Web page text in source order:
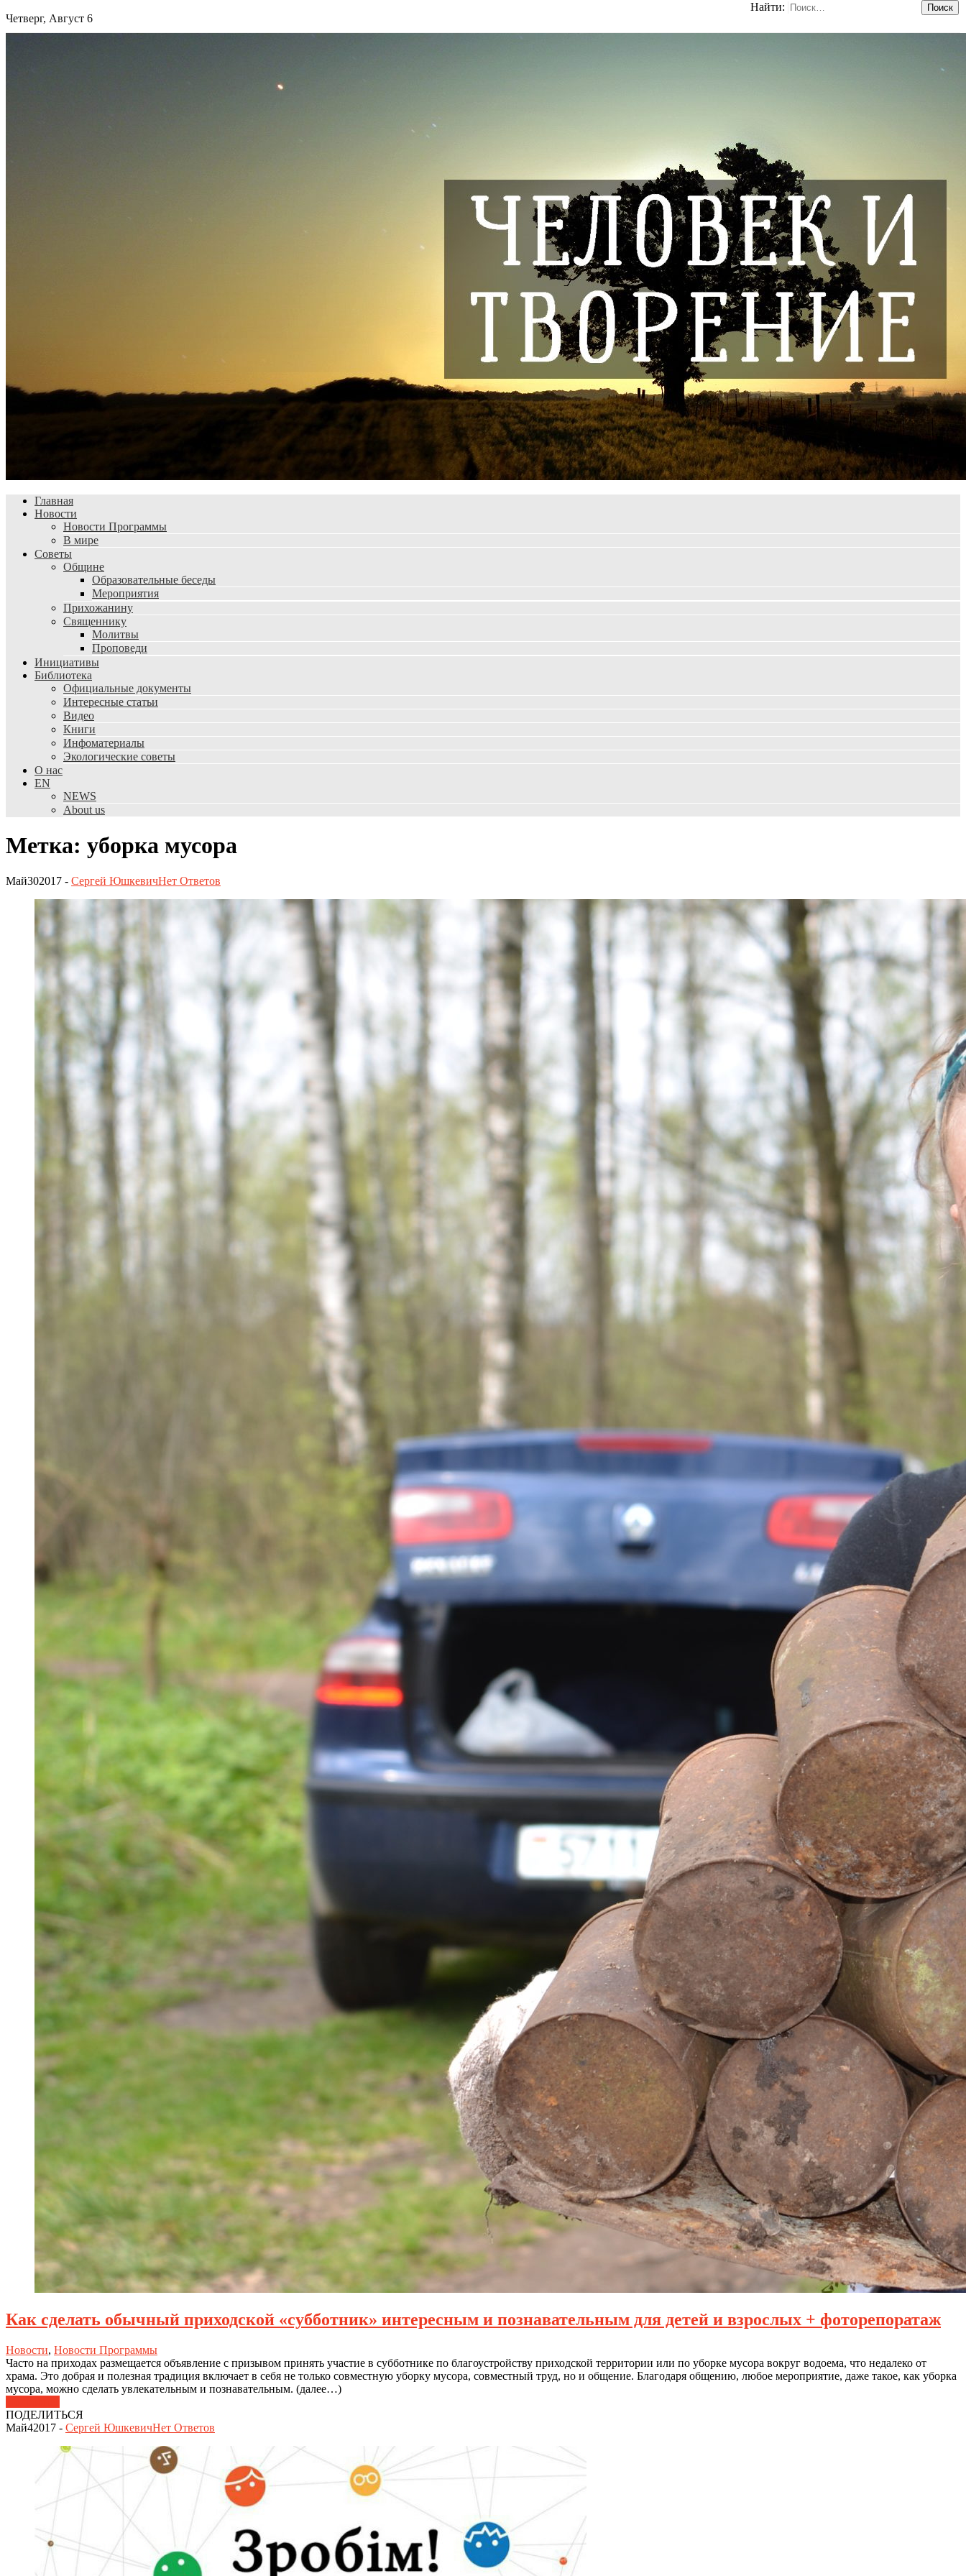
Четверг, Август 6
Найти:
Главная
Новости
Новости Программы
В мире
Советы
Общине
Образовательные беседы
Мероприятия
Прихожанину
Священнику
Молитвы
Проповеди
Инициативы
Библиотека
Официальные документы
Интересные статьи
Видео
Книги
Инфоматериалы
Экологические советы
О нас
EN
NEWS
About us
Метка: уборка мусора
Май302017 - Сергей ЮшкевичНет Ответов
Как сделать обычный приходской «субботник» интересным и познавательным для детей и взрослых + фоторепоратаж
Новости, Новости Программы
Часто на приходах размещается объявление с призывом принять участие в субботнике по благоустройству приходской территории или по уборке мусора вокруг водоема, что недалеко от
храма. Это добрая и полезная традиция включает в себя не только совместную уборку мусора, совместный труд, но и общение. Благодаря общению, любое мероприятие, даже такое, как уборка
мусора, можно сделать увлекательным и познавательным. (далее…)
ПОДЕЛИТЬСЯ
Май42017 - Сергей ЮшкевичНет Ответов